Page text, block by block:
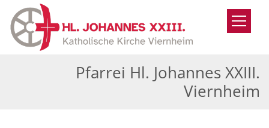
Zum Inhalt springen
Pfarrei Hl. Johannes XXIII.
Viernheim